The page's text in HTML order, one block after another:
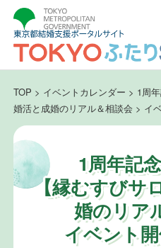
TOP > イベントカレンダー > 1周
婚活と成婚のリアル＆相談会 > イ
1周年記
【縁むすびサ
婚のリア
イベント